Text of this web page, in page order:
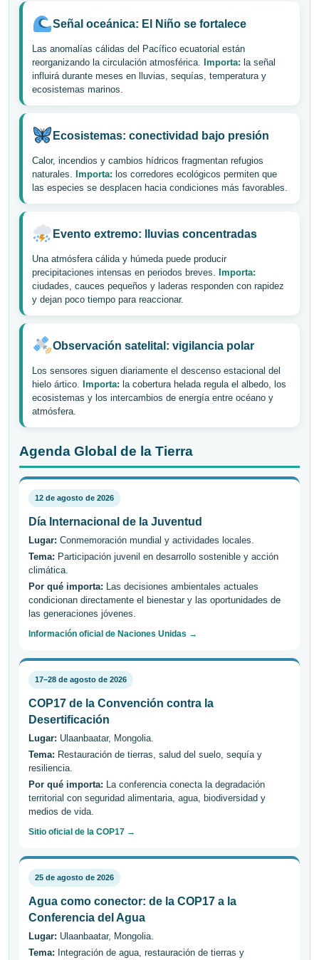
Señal oceánica: El Niño se fortalece
Las anomalías cálidas del Pacífico ecuatorial están
reorganizando la circulación atmosférica. Importa: la señal
influirá durante meses en lluvias, sequías, temperatura y
ecosistemas marinos.
Ecosistemas: conectividad bajo presión
Calor, incendios y cambios hídricos fragmentan refugios
naturales. Importa: los corredores ecológicos permiten que
las especies se desplacen hacia condiciones más favorables.
Evento extremo: lluvias concentradas
Una atmósfera cálida y húmeda puede producir
precipitaciones intensas en periodos breves. Importa:
ciudades, cauces pequeños y laderas responden con rapidez
y dejan poco tiempo para reaccionar.
Observación satelital: vigilancia polar
Los sensores siguen diariamente el descenso estacional del
hielo ártico. Importa: la cobertura helada regula el albedo, los
ecosistemas y los intercambios de energía entre océano y
atmósfera.
Agenda Global de la Tierra
12 de agosto de 2026
Día Internacional de la Juventud
Lugar: Conmemoración mundial y actividades locales.
Tema: Participación juvenil en desarrollo sostenible y acción
climática.
Por qué importa: Las decisiones ambientales actuales
condicionan directamente el bienestar y las oportunidades de
las generaciones jóvenes.
Información oficial de Naciones Unidas →
17–28 de agosto de 2026
COP17 de la Convención contra la
Desertificación
Lugar: Ulaanbaatar, Mongolia.
Tema: Restauración de tierras, salud del suelo, sequía y
resiliencia.
Por qué importa: La conferencia conecta la degradación
territorial con seguridad alimentaria, agua, biodiversidad y
medios de vida.
Sitio oficial de la COP17 →
25 de agosto de 2026
Agua como conector: de la COP17 a la
Conferencia del Agua
Lugar: Ulaanbaatar, Mongolia.
Tema: Integración de agua, restauración de tierras y